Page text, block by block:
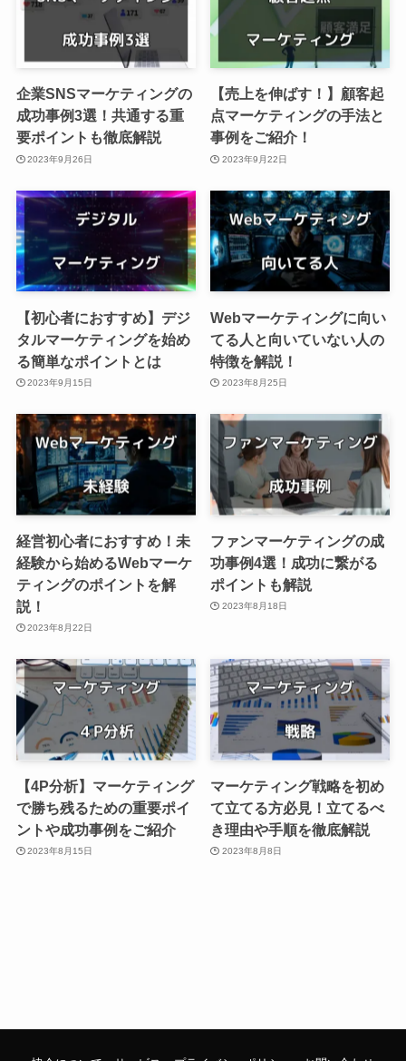
企業SNSマーケティングの
成功事例3選！共通する重
要ポイントも徹底解説
2023年9月26日
【売上を伸ばす！】顧客起
点マーケティングの手法と
事例をご紹介！
2023年9月22日
【初心者におすすめ】デジ
タルマーケティングを始め
る簡単なポイントとは
2023年9月15日
Webマーケティングに向い
てる人と向いていない人の
特徴を解説！
2023年8月25日
経営初心者におすすめ！未
経験から始めるWebマーケ
ティングのポイントを解
説！
2023年8月22日
ファンマーケティングの成
功事例4選！成功に繋がる
ポイントも解説
2023年8月18日
【4P分析】マーケティング
で勝ち残るための重要ポイ
ントや成功事例をご紹介
2023年8月15日
マーケティング戦略を初め
て立てる方必見！立てるべ
き理由や手順を徹底解説
2023年8月8日